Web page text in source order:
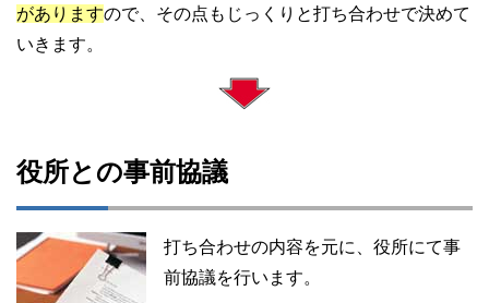
がありますので、その点もじっくりと打ち合わせで決めて
いきます。
役所との事前協議
打ち合わせの内容を元に、役所にて事
前協議を行います。